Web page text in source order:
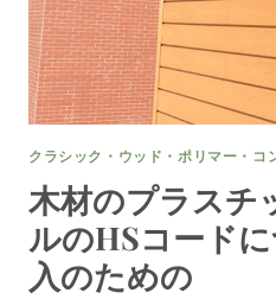
の
創
造
的
な
製
の
プ
ラ
チ
クラシック・ウッド・ポリマー・コ
木材のプラスチ
ルのHSコード
入のための